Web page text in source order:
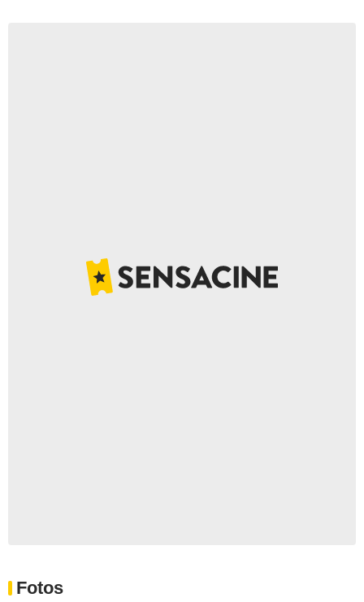
Fotos